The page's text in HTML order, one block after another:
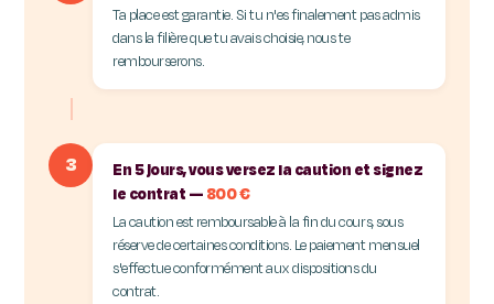
Ta place est garantie. Si tu n'es finalement pas admis
dans la filière que tu avais choisie, nous te
rembourserons.
3
En 5 jours, vous versez la caution et signez
le contrat — 800 €
La caution est remboursable à la fin du cours, sous
réserve de certaines conditions. Le paiement mensuel
s'effectue conformément aux dispositions du
contrat.